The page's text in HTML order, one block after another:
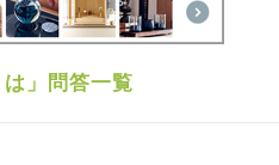
は」問答一覧